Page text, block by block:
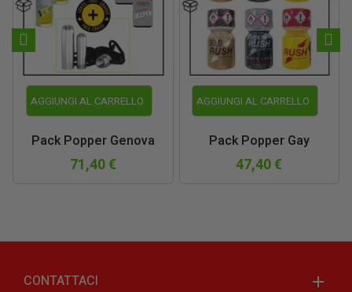
AGGIUNGI AL CARRELLO
Pack Popper Genova
71,40 €
AGGIUNGI AL CARRELLO
Pack Popper Gay
47,40 €
CONTATTACI